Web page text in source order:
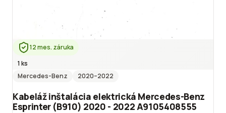
12 mes. záruka
1 ks
Mercedes-Benz
2020–2022
Kabeláž inštalácia elektrická Mercedes-Benz
Esprinter (B910) 2020 - 2022 A9105408555